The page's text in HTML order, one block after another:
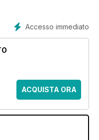
Accesso immediato
ACQUISTA ORA